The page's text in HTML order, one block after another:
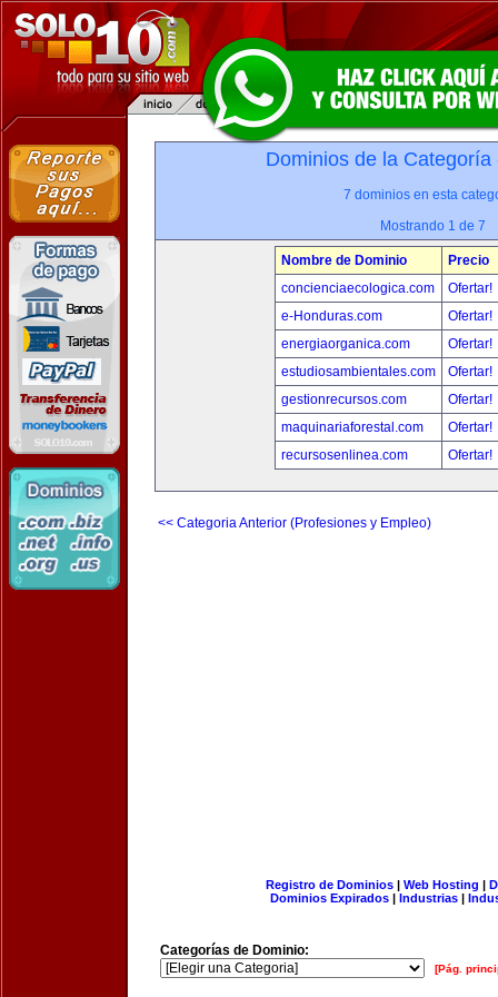
Dominios de la
7 dominios en esta
Mostrando 1 de 7
Nombre de Dominio
Precio
concienciaecologica.com
Ofertar!
e-Honduras.com
Ofertar!
energiaorganica.com
Ofertar!
estudiosambientales.com
Ofertar!
gestionrecursos.com
Ofertar!
maquinariaforestal.com
Ofertar!
recursosenlinea.com
Ofertar!
<< Categoria Anterior (Profesiones y Empleo)
Registro de Dominios| Web Hosting |
Dominios Expirados | Industrias |
Categorías de Dominio:
[Pág.